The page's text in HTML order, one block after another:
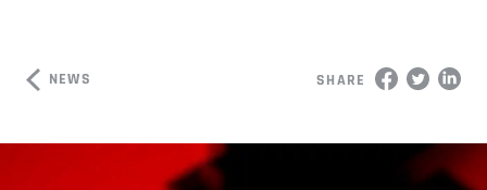
NEWS SHARE